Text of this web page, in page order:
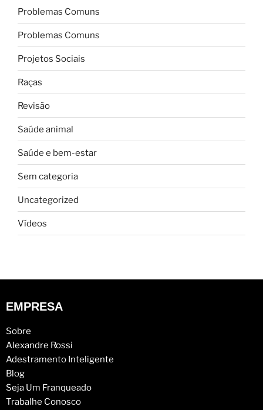
Problemas Comuns
Problemas Comuns
Projetos Sociais
Raças
Revisão
Saúde animal
Saúde e bem-estar
Sem categoria
Uncategorized
Vídeos
EMPRESA
Sobre
Alexandre Rossi
Adestramento Inteligente
Blog
Seja Um Franqueado
Trabalhe Conosco